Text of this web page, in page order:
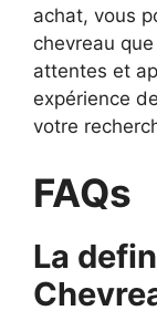
achat, vous
chevreau
attentes et
expérience
votre
FAQs
La